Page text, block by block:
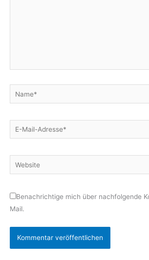
Name*
E-
Mail-
Website
Benachrichtige mich über nachfolgende
Mail.